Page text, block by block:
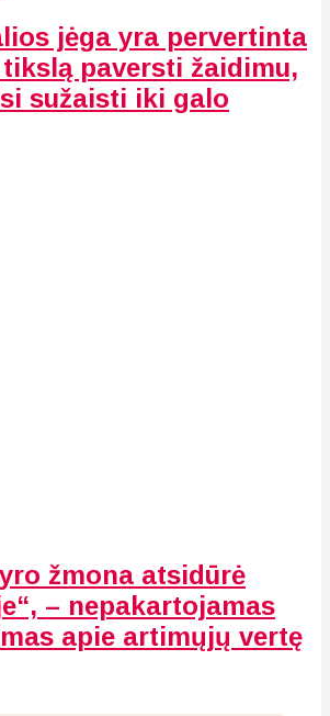
jėga yra pervertinta
paversti žaidimu,
sužaisti iki galo
žmona atsidūrė
– nepakartojamas
apie artimųjų vertę